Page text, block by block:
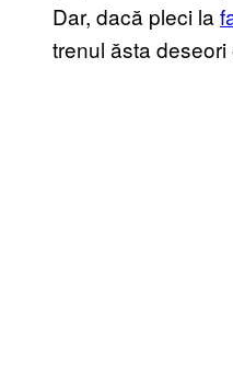
Dar, dacă pleci la
trenul ăsta